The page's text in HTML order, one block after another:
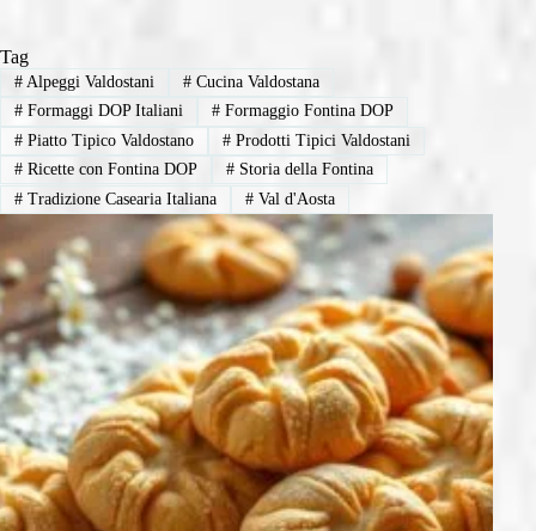
Tag
#Alpeggi Valdostani #Cucina Valdostana
#Formaggi DOP Italiani #Formaggio Fontina DOP
#Piatto Tipico Valdostano #Prodotti Tipici Valdostani
#Ricette con Fontina DOP #Storia della Fontina
#Tradizione Casearia Italiana #Val d'Aosta